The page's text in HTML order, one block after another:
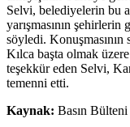
Selvi, belediyelerin bu
yarışmasının şehirlerin
söyledi.
Kılca başta olmak
teşekkür eden Selvi,
temenni etti.
Kaynak: Basın Bülteni